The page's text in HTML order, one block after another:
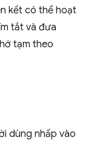
kết có thể hoạt
tắt và đưa
tạm theo
dùng nhấp vào